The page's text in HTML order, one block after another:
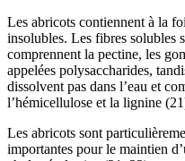
Les abricots contiennent à la
insolubles. Les fibres solubles
comprennent la pectine, les
appelées polysaccharides,
dissolvent pas dans l’eau et
l’hémicellulose et la lignine (21
Les abricots sont
importantes pour le maintien